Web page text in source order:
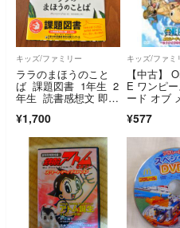
キッズ/ファミリー
ララのまほうのこと
ば 課題図書 1年生 2
年生 読書感想文 即日
¥1,700
キッズ/ファミ
【中古】
E ワンピ
ード オブ
語 [レンタ
D]
¥577